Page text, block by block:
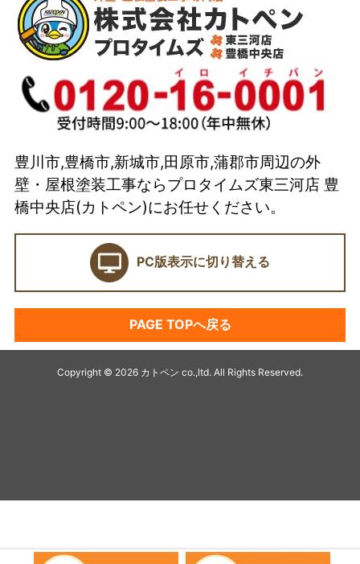
会社概要
代表取締役 加藤宜久よりご挨拶
イベント
選ばれている理由とは？
カトペンの技術力
当店の強み
契約前に確認したい業者選びの7つのポイント
外壁塗装セミナー
アステック
豊川市,豊橋市,新城市,田原市,蒲郡市周辺の外
壁・屋根塗装工事ならプロタイムズ東三河店 豊
橋中央店(カトペン)にお任せください。
PC版表示に切り替える
PAGE TOPへ戻る
Copyright © 2026 カトペン co.,ltd. All Rights Reserved.